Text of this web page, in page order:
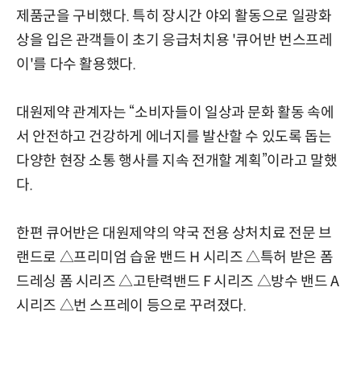
제품군을 구비했다. 특히 장시간 야외 활동으로 일광화
상을 입은 관객들이 초기 응급처치용 '큐어반 번스프레
이'를 다수 활용했다.
대원제약 관계자는 “소비자들이 일상과 문화 활동 속에
서 안전하고 건강하게 에너지를 발산할 수 있도록 돕는
다양한 현장 소통 행사를 지속 전개할 계획”이라고 말했
다.
한편 큐어반은 대원제약의 약국 전용 상처치료 전문 브
랜드로 △프리미엄 습윤 밴드 H 시리즈 △특허 받은 폼
드레싱 폼 시리즈 △고탄력밴드 F 시리즈 △방수 밴드 A
시리즈 △번 스프레이 등으로 꾸려졌다.